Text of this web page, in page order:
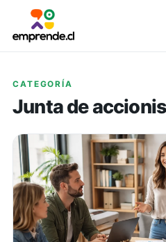
CATEGORÍA
Junta de